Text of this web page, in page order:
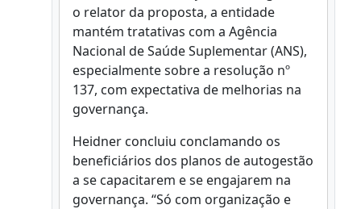
o relator da proposta, a entidade
mantém tratativas com a Agência
Nacional de Saúde Suplementar (ANS),
especialmente sobre a resolução nº
137, com expectativa de melhorias na
governança.
Heidner concluiu conclamando os
beneficiários dos planos de autogestão
a se capacitarem e se engajarem na
governança. “Só com organização e